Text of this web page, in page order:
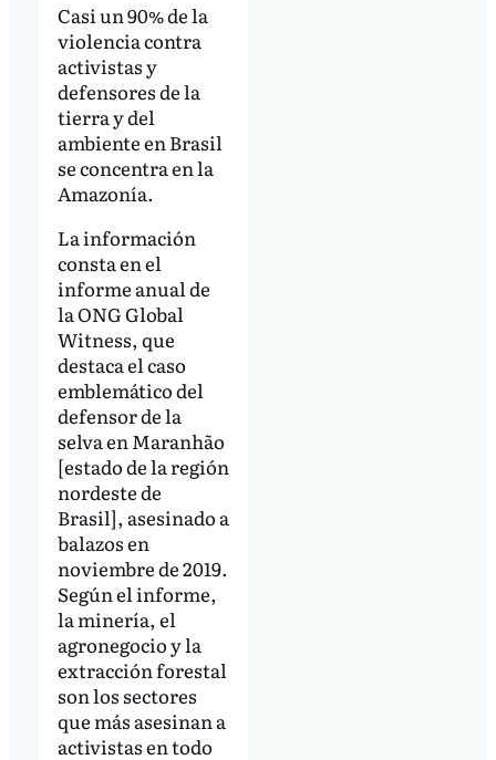
Casi un 90% de la
violencia contra
activistas y
defensores de la
tierra y del
ambiente en Brasil
se concentra en la
Amazonía.
La información
consta en el
informe anual de
la ONG Global
Witness, que
destaca el caso
emblemático del
defensor de la
selva en Maranhão
[estado de la región
nordeste de
Brasil], asesinado a
balazos en
noviembre de 2019.
Según el informe,
la minería, el
agronegocio y la
extracción forestal
son los sectores
que más asesinan a
activistas en todo